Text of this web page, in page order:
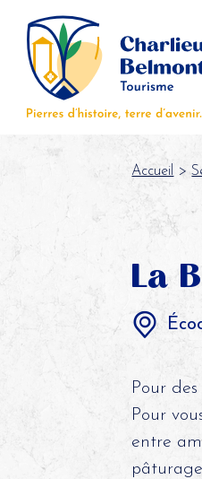
Accueil >
La
Pour
Pour
entre
Panneau de gestion des